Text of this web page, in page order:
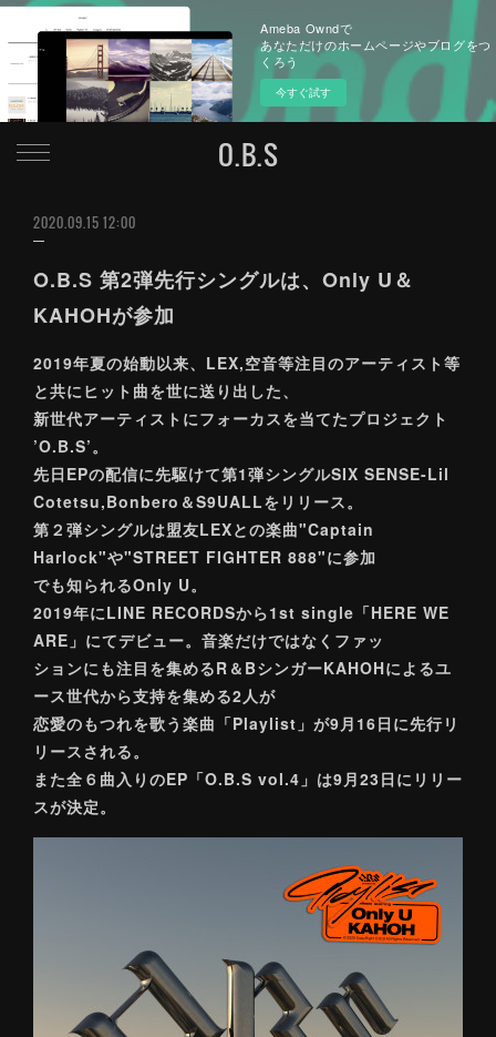
Ameba Owndで
あなただけのホームページやブログをつ
くろう
今すぐ試す
O.B.S
2020.09.15 12:00
O.B.S 第2弾先行シングルは、Only U＆
KAHOHが参加
2019年夏の始動以来、LEX,空音等注目のアーティスト等
と共にヒット曲を世に送り出した、
新世代アーティストにフォーカスを当てたプロジェクト
’O.B.S’。
先日EPの配信に先駆けて第1弾シングルSIX SENSE-Lil
Cotetsu,Bonbero＆S9UALLをリリース。
第２弾シングルは盟友LEXとの楽曲"Captain
Harlock"や"STREET FIGHTER 888"に参加
でも知られるOnly U。
2019年にLINE RECORDSから1st single「HERE WE
ARE」にてデビュー。音楽だけではなくファッ
ションにも注目を集めるR＆BシンガーKAHOHによるユ
ース世代から支持を集める2人が
恋愛のもつれを歌う楽曲「Playlist」が9月16日に先行リ
リースされる。
また全６曲入りのEP「O.B.S vol.4」は9月23日にリリー
スが決定。